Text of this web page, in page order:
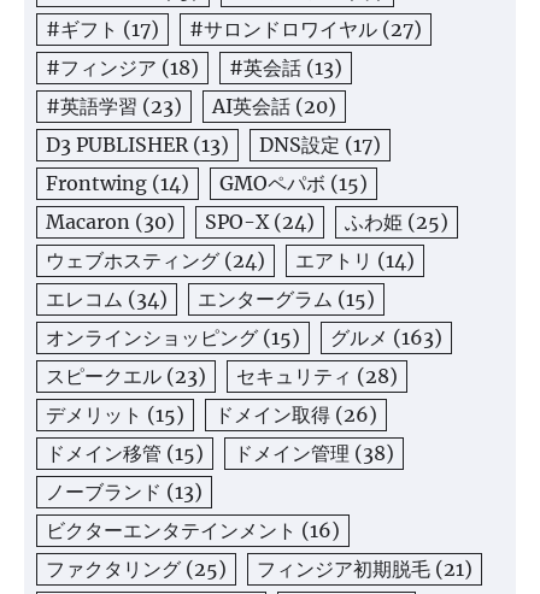
#ギフト (17) #サロンドロワイヤル (27)
#フィンジア (18) #英会話 (13)
#英語学習 (23) AI英会話 (20)
D3 PUBLISHER(13) DNS設定 (17)
Frontwing (14) GMOペパボ (15)
Macaron (30) SPO-X(24) ふわ姫 (25)
ウェブホスティング (24) エアトリ (14)
エレコム (34) エンターグラム (15)
オンラインショッピング (15) グルメ (163)
スピークエル (23) セキュリティ (28)
デメリット (15) ドメイン取得 (26)
ドメイン移管 (15) ドメイン管理 (38)
ノーブランド (13)
ビクターエンタテインメント (16)
ファクタリング (25) フィンジア初期脱毛 (21)